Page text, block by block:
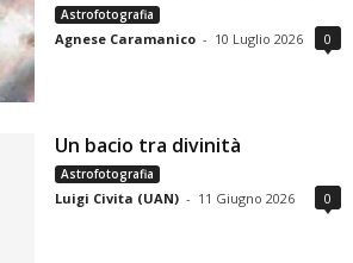
Astrofotografia
Agnese Caramanico - 10 Luglio 2026 0
Un bacio tra divinità
Astrofotografia
Luigi Civita (UAN) - 11 Giugno 2026 0